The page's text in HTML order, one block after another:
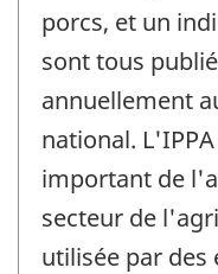
porcs, et un
sont tous
annuellement
national.
important de
secteur de
utilisée par des